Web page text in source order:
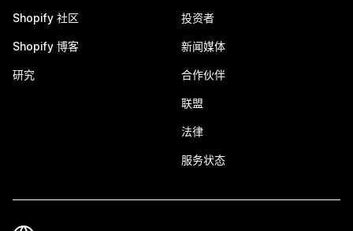
Shopify 社区
Shopify 博客
研究
投资者
新闻媒体
合作伙伴
联盟
法律
服务状态